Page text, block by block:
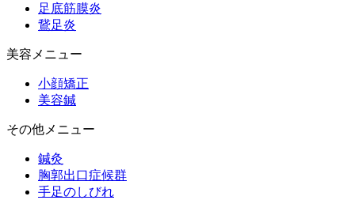
足底筋膜炎
鵞足炎
美容メニュー
小顔矯正
美容鍼
その他メニュー
鍼灸
胸郭出口症候群
手足のしびれ